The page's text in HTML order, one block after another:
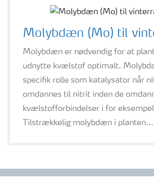
Molybdæn (Mo) til
Molybdæn er nødvendig for at
udnytte kvælstof optimalt.
specifik rolle som katalysator når
omdannes til nitrit inden de
kvælstofforbindelser i for
Tilstrækkelig molybdæn i planten...